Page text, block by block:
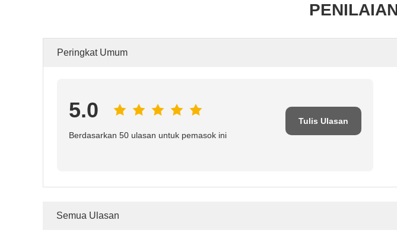
Peringkat Umum
5.0
Berdasarkan 50 ulasan untuk pemasok ini
Tulis Ulasan
Semua Ulasan